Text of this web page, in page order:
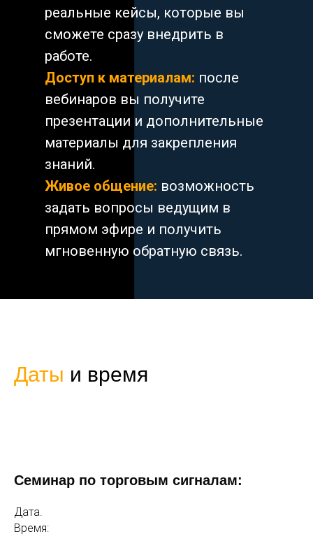
реальные кейсы, которые вы
сможете сразу внедрить в
работе.
Доступ к материалам: после
вебинаров вы получите
презентации и дополнительные
материалы для закрепления
знаний.
Живое общение: возможность
задать вопросы ведущим в
прямом эфире и получить
мгновенную обратную связь.
Даты и время
Семинар по торговым сигналам:
Дата.
Время: